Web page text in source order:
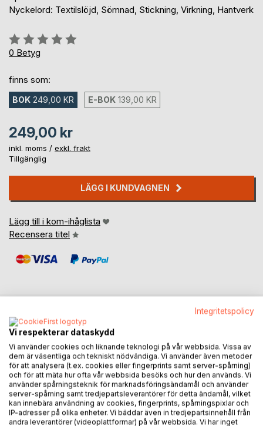
Nyckelord: Textilslöjd, Sömnad, Stickning, Virkning, Hantverk
Betyg::
0%
0 Betyg
finns som:
BOK 249,00 KR E-BOK 139,00 KR
249,00 kr
inkl. moms / exkl. frakt
Tillgänglig
LÄGG I KUNDVAGNEN
Lägg till i kom-ihåglista
Recensera titel
BESKRIVNING
Boken innehåller både instruktioner och mönster till några
projekt i sömnad, lappteknik, tryck, broderi, stickning,
virkning, vänskapsband och hur man färgar med indigo.
Några är enkla nybörjarprojekt och några kräver lite
förkunskaper. Exempel på lite av innehållet; bucket hat,
vantar, olika förvaringar, kasse, crazy quilt, lappteknik med
Integritetspolicy
Vi respekterar dataskydd
Vi använder cookies och liknande teknologi på vår webbsida. Vissa av
dem är väsentliga och tekniskt nödvändiga. Vi använder även metoder
för att analysera (t.ex. cookies eller fingerprints samt server-spårning)
och för att mäta hur ofta vår webbsida besöks och hur den används. Vi
använder spårningsteknik för marknadsföringsändamål och använder
server-spårning samt tredjepartsleverantörer för detta ändamål, vilket
kan innebära användning av cookies, fingerprints, spårningspixlar och
IP-adresser på olika enheter. Vi bäddar även in tredjepartsinnehåll från
andra leverantörer (videoplattformar) på vår webbsida. Vi har inget